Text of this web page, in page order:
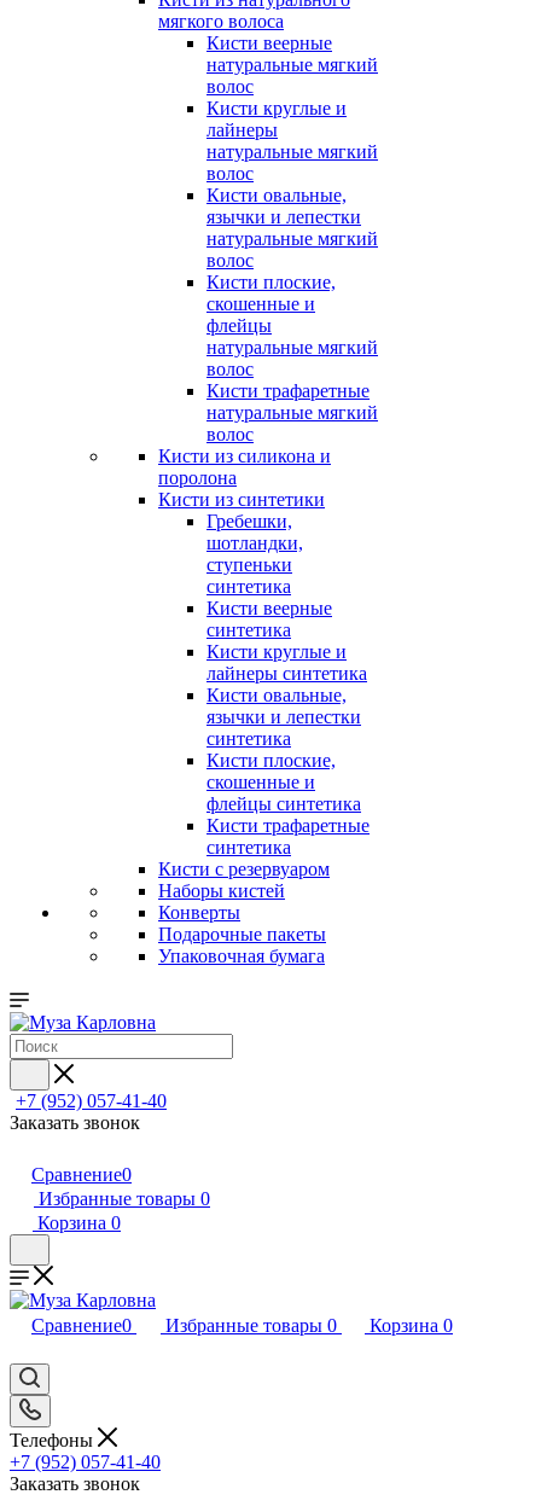
мягкого волоса
Кисти веерные
натуральные мягкий
волос
Кисти круглые и
лайнеры
натуральные мягкий
волос
Кисти овальные,
язычки и лепестки
натуральные мягкий
волос
Кисти плоские,
скошенные и
флейцы
натуральные мягкий
волос
Кисти трафаретные
натуральные мягкий
волос
Кисти из силикона и
поролона
Кисти из синтетики
Гребешки,
шотландки,
ступеньки
синтетика
Кисти веерные
синтетика
Кисти круглые и
лайнеры синтетика
Кисти овальные,
язычки и лепестки
синтетика
Кисти плоские,
скошенные и
флейцы синтетика
Кисти трафаретные
синтетика
Кисти с резервуаром
Наборы кистей
Конверты
Подарочные пакеты
Упаковочная бумага
+7 (952) 057-41-40
Заказать звонок
Сравнение0
Избранные товары 0
Корзина 0
Сравнение0 Избранные товары 0 Корзина 0
Телефоны
+7 (952) 057-41-40
Заказать звонок